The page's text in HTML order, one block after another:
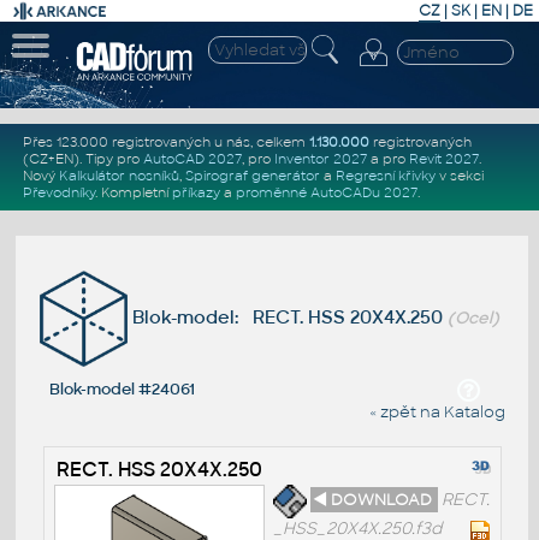
CZ | SK| EN | DE
Přes 123.000 registrovaných u nás, celkem 1.130.000registrovaných
(CZ+EN). Tipy pro AutoCAD 2027, pro Inventor 2027a pro Revit 2027.
Nový Kalkulátor nosníků, Spirograf generátor a Regresní křivkyv sekci
Převodníky. Kompletní příkazya proměnné AutoCADu 2027.
Blok-model: RECT. HSS 20X4X.250 (Ocel)
Blok-model #24061
« zpět na Katalog
RECT. HSS 20X4X.250
◄ DOWNLOAD RECT.
_HSS_20X4X.250.f3d